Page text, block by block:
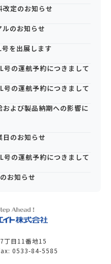
定のお知らせ
のお知らせ
を出展します
号の運航予約につきまして
号の運航予約につきまして
よび製品納期への影響に
日のお知らせ
号の運航予約につきまして
お知らせ
丁目11番地15
0533-84-5585